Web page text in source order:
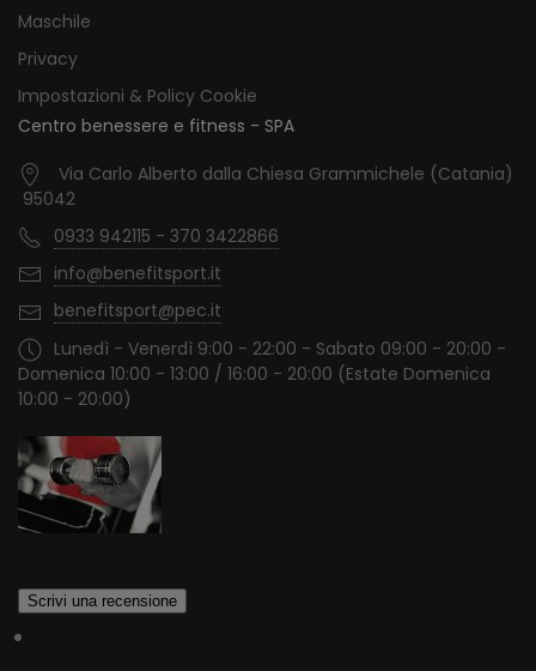
Maschile
Privacy
Impostazioni & Policy Cookie
Centro benessere e fitness - SPA
Via Carlo Alberto dalla Chiesa Grammichele (Catania)
95042
0933 942115 - 370 3422866
info@benefitsport.it
benefitsport@pec.it
Lunedì - Venerdì 9:00 - 22:00 - Sabato 09:00 - 20:00 -
Domenica 10:00 - 13:00 / 16:00 - 20:00 (Estate Domenica
10:00 - 20:00)